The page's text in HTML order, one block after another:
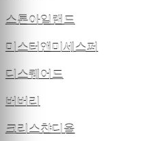
스톤아일랜드
미스터앤미세스퍼
디스퀘어드
버버리
크리스챤디올